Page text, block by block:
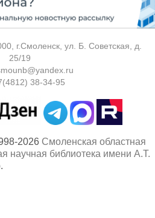
г.Смоленск, ул. Б. Советская, д.
25/19
38-34-95
2026 Смоленская областная
научная библиотека имени А.Т.
.